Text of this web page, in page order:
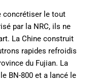
concrétiser le tout
par la NRC, ils ne
La Chine construit
rapides refroidis
du Fujian. La
BN-800 et a lancé le